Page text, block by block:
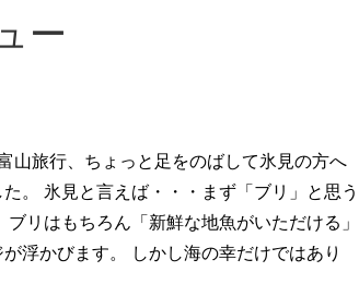
ー
山旅行、ちょっと足をのばして氷見の方へ
。 氷見と言えば・・・まず「ブリ」と思う
ブリはもちろん「新鮮な地魚がいただける」
浮かびます。 しかし海の幸だけではあり